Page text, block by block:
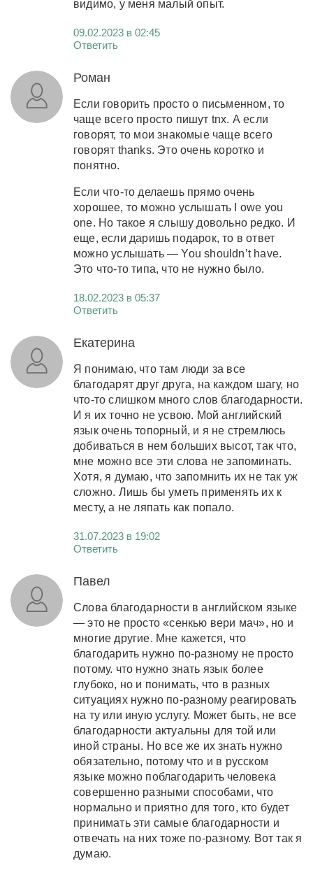
видимо, у меня малый опыт.
09.02.2023 в 02:45
Ответить
Роман
Если говорить просто о письменном, то
чаще всего просто пишут tnx. А если
говорят, то мои знакомые чаще всего
говорят thanks. Это очень коротко и
понятно.
Если что-то делаешь прямо очень
хорошее, то можно услышать I owe you
one. Но такое я слышу довольно редко. И
еще, если даришь подарок, то в ответ
можно услышать — You shouldn’t have.
Это что-то типа, что не нужно было.
18.02.2023 в 05:37
Ответить
Екатерина
Я понимаю, что там люди за все
благодарят друг друга, на каждом шагу, но
что-то слишком много слов благодарности.
И я их точно не усвою. Мой английский
язык очень топорный, и я не стремлюсь
добиваться в нем больших высот, так что,
мне можно все эти слова не запоминать.
Хотя, я думаю, что запомнить их не так уж
сложно. Лишь бы уметь применять их к
месту, а не ляпать как попало.
31.07.2023 в 19:02
Ответить
Павел
Слова благодарности в английском языке
— это не просто «сенкью вери мач», но и
многие другие. Мне кажется, что
благодарить нужно по-разному не просто
потому. что нужно знать язык более
глубоко, но и понимать, что в разных
ситуациях нужно по-разному реагировать
на ту или иную услугу. Может быть, не все
благодарности актуальны для той или
иной страны. Но все же их знать нужно
обязательно, потому что и в русском
языке можно поблагодарить человека
совершенно разными способами, что
нормально и приятно для того, кто будет
принимать эти самые благодарности и
отвечать на них тоже по-разному. Вот так я
думаю.